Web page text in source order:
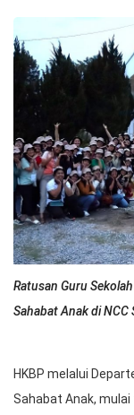
Ratusan Guru
Sahabat Anak di NCC
HKBP melalui
Sahabat Anak, mulai